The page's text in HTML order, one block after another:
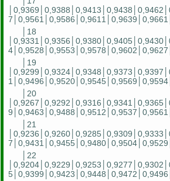
7│0,9561│0,9586│0,9611│0,9639│0,9661│
│18
4│0,9528│0,9553│0,9578│0,9602│0,9627│
│19
1│0,9496│0,9520│0,9545│0,9569│0,9594│
│20
9│0,9463│0,9488│0,9512│0,9537│0,9561│
│21
7│0,9431│0,9455│0,9480│0,9504│0,9529│
│22
5│0,9399│0,9423│0,9448│0,9472│0,9496│